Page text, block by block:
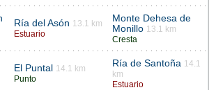
Ría del Asón 13.1 km
Estuario
Monte Dehesa de
Monillo 13.1 km
Cresta
El Puntal
14.1 km
Punto
Ría de Santoña 14.1
km
Estuario